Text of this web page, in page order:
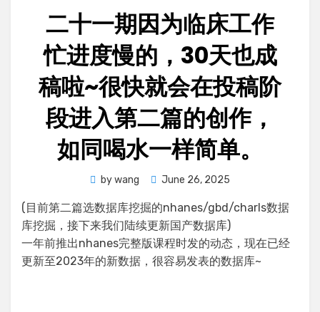
二十一期因为临床工作
忙进度慢的，30天也成
稿啦~很快就会在投稿阶
段进入第二篇的创作，
如同喝水一样简单。
bywang
Posted
June 26, 2025
(目前第二篇选数据库挖掘的nhanes/gbd/charls数据
库挖掘，接下来我们陆续更新国产数据库)
一年前推出nhanes完整版课程时发的动态，现在已经
更新至2023年的新数据，很容易发表的数据库~